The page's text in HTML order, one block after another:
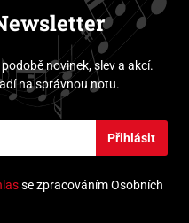
novinek, slev a akcí.
na správnou notu.
Přihlásit
se zpracováním Osobních